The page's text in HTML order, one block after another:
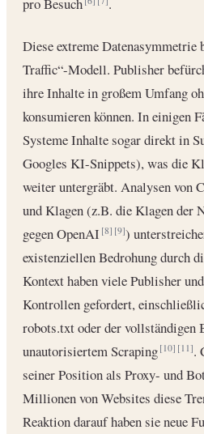
Diese extreme
Traffic“-Modell. Publisher
ihre Inhalte in großem Umfang
konsumieren können. In einigen
Systeme Inhalte sogar direkt in
Googles KI-Snippets), was die
weiter untergräbt. Analysen von
und Klagen (z.B. die Klagen der
gegen OpenAI[8] [9])
existenziellen Bedrohung durch
Kontext haben viele Publisher
Kontrollen gefordert,
robots.txt oder der vollständigen
unautorisiertem Scraping[10] [11].
seiner Position als Proxy- und
Millionen von Websites diese
Reaktion darauf haben sie neue